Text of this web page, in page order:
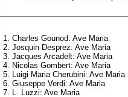
1. Charles Gounod: Ave Maria
2. Josquin Desprez: Ave Maria
3. Jacques Arcadelt: Ave Maria
4. Nicolas Gombert: Ave Maria
5. Luigi Maria Cherubini: Ave Maria
6. Giuseppe Verdi: Ave Maria
7. L. Luzzi: Ave Maria